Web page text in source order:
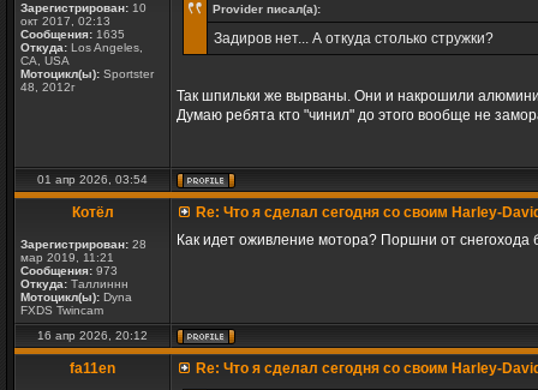
Зарегистрирован: 10
окт 2017, 02:13
Сообщения: 1635
Откуда: Los Angeles,
CA, USA
Мотоцикл(ы): Sportster
48, 2012г
Provider писал(а):
Задиров нет... А откуда столько стружки?
Так шпильки же вырваны. Они и накрошили
Думаю ребята кто "чинил" до этого вообще не
01 апр 2026, 03:54
Котёл
Зарегистрирован: 28
мар 2019, 11:21
Сообщения: 973
Откуда: Таллиннн
Мотоцикл(ы): Dyna
FXDS Twincam
Re: Что я сделал сегодня со своим Harley-
Как идет оживление мотора? Поршни от снегохода
16 апр 2026, 20:12
fa11en Re: Что я сделал сегодня со своим Harley-